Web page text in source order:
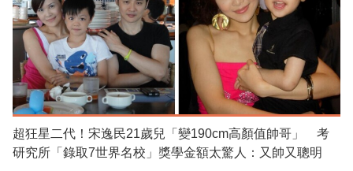
超狂星二代！宋逸民21歲兒「變190cm高顏值帥哥」 考
研究所「錄取7世界名校」獎學金額太驚人：又帥又聰明